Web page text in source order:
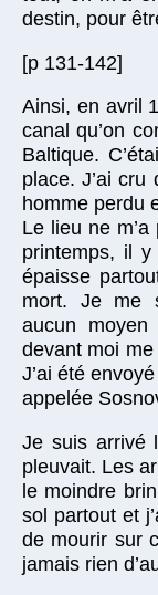
destin, pour
[p 131-142]
Ainsi, en avril
canal qu’on
Baltique.
place. J’ai cru
homme perdu
Le lieu ne
printemps, il
épaisse
mort. Je me
aucun
devant moi
J’ai été
appelée
Je suis arrivé
pleuvait. Les
le moindre
sol partout et
de mourir sur
jamais rien